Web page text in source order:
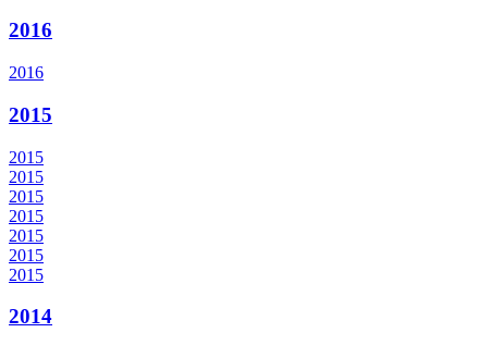
2016
2016
2015
2015
2015
2015
2015
2015
2015
2015
2014